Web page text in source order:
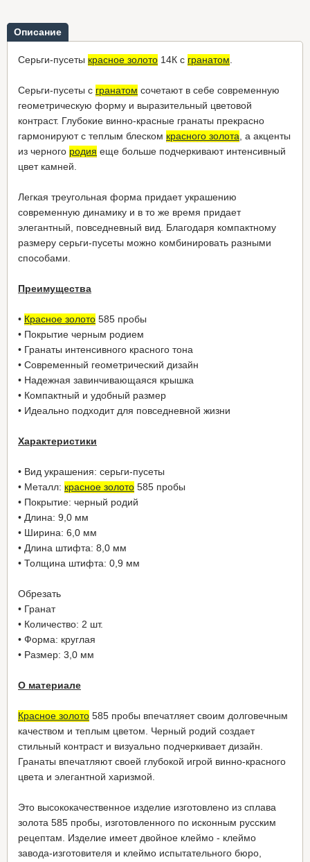
Описание
Серьги-пусеты красное золото 14К с гранатом
Серьги-пусеты с гранатом сочетают в себе современную
геометрическую форму и выразительный цветовой
контраст. Глубокие винно-красные гранаты прекрасно
гармонируют с теплым блеском красного золота , а акценты
из черного родия еще больше подчеркивают интенсивный
цвет камней.
Легкая треугольная форма придает украшению
современную динамику и в то же время придает
элегантный, повседневный вид. Благодаря компактному
размеру серьги-пусеты можно комбинировать разными
способами.
Преимущества
• Красное золото 585 пробы
• Покрытие черным родием
• Гранаты интенсивного красного тона
• Современный геометрический дизайн
• Надежная завинчивающаяся крышка
• Компактный и удобный размер
• Идеально подходит для повседневной жизни
Характеристики
• Вид украшения: серьги-пусеты
• Металл: красное золото 585 пробы
• Покрытие: черный родий
• Длина: 9,0 мм
• Ширина: 6,0 мм
• Длина штифта: 8,0 мм
• Толщина штифта: 0,9 мм
Обрезать
• Гранат
• Количество: 2 шт.
• Форма: круглая
• Размер: 3,0 мм
О материале
Красное золото 585 пробы впечатляет своим долговечным
качеством и теплым цветом. Черный родий создает
стильный контраст и визуально подчеркивает дизайн.
Гранаты впечатляют своей глубокой игрой винно-красного
цвета и элегантной харизмой.
Это высококачественное изделие изготовлено из сплава
золота 585 пробы, изготовленного по исконным русским
рецептам. Изделие имеет двойное клеймо - клеймо
завода-изготовителя и клеймо испытательного бюро,